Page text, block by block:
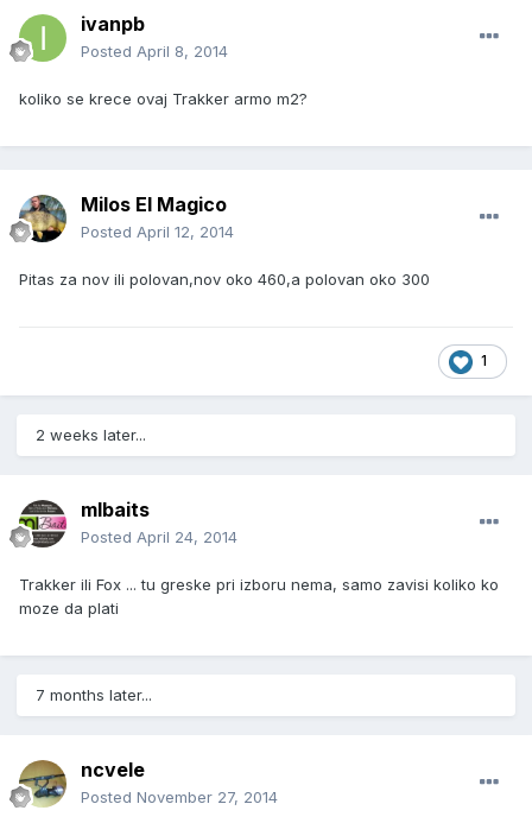
ivanpb
Posted April 8, 2014
koliko se krece ovaj Trakker armo m2?
Milos El Magico
Posted April 12, 2014
Pitas za nov ili polovan,nov oko 460,a polovan oko 300
1
2 weeks later...
mlbaits
Posted April 24, 2014
Trakker ili Fox ... tu greske pri izboru nema, samo zavisi koliko ko
moze da plati
7 months later...
ncvele
Posted November 27, 2014